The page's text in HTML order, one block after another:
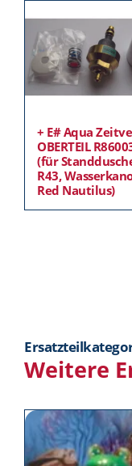
+ E# Aqua
OBERTEIL
(für
R43,
Red Nautilus)
Weitere